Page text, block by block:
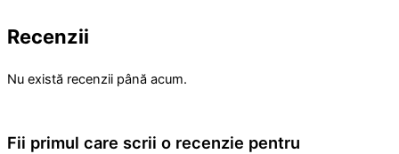
Recenzii
Nu există recenzii până acum.
Fii primul care scrii o recenzie pentru